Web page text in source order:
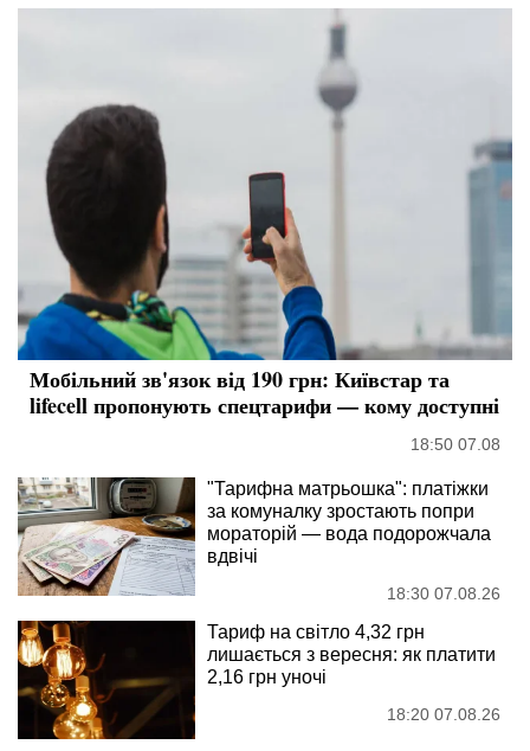
Мобільний зв'язок від 190 грн: Київстар та
lifecell пропонують спецтарифи — кому доступні
18:50 07.08
"Тарифна матрьошка": платіжки
за комуналку зростають попри
мораторій — вода подорожчала
вдвічі
18:30 07.08.26
Тариф на світло 4,32 грн
лишається з вересня: як платити
2,16 грн уночі
18:20 07.08.26